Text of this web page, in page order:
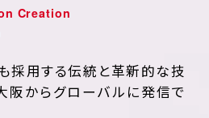
Creation
採用する伝統と革新的な技
阪からグローバルに発信で